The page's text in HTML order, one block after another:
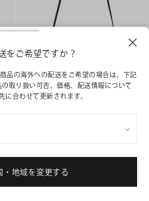
ベストセラー
ショッピングバッグに追加
をご希望ですか？
品の海外への配送をご希望の場合は、下記
取り扱い可否、価格、配送情報について
に合わせて更新されます。
・地域を変更する